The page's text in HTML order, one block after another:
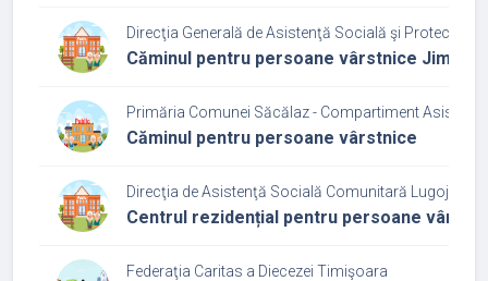
Direcţia Generală de Asistenţă Socială şi Protecţia
Căminul pentru persoane vârstnice
Primăria Comunei Săcălaz - Compartiment
Căminul pentru persoane vârstnice
Direcţia de Asistenţă Socială Comunitară Lugoj
Centrul rezidențial pentru persoane
Federaţia Caritas a Diecezei Timişoara